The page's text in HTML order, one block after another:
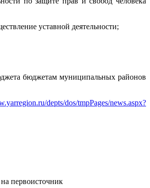
уставной деятельности;
бюджетам муниципальных районов
depts/dos/tmpPages/news.aspx?
первоисточник